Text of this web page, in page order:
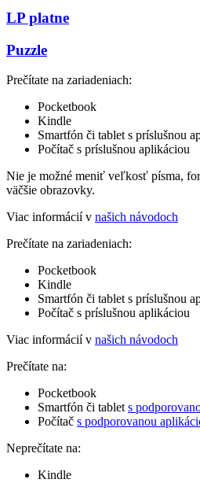
LP platne
Puzzle
Prečítate na zariadeniach:
Pocketbook
Kindle
Smartfón či tablet s príslušnou
Počítač s príslušnou aplikáciou
Nie je možné meniť veľkosť písma,
väčšie obrazovky.
Viac informácií v našich návodoch
Prečítate na zariadeniach:
Pocketbook
Kindle
Smartfón či tablet s príslušnou
Počítač s príslušnou aplikáciou
Viac informácií v našich návodoch
Prečítate na:
Pocketbook
Smartfón či tablet s
Počítač s podporovanou
Neprečítate na:
Kindle